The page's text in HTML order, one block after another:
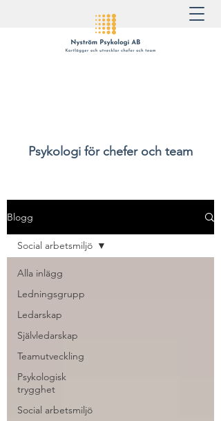
Psykologi för chefer och team
Blogg
Alla inlägg
Ledningsgrupp
Ledarskap
Självledarskap
Teamutveckling
Psykologisk
trygghet
Social arbetsmiljö
Social arbetsmiljö